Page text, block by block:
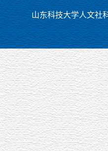
山东科技大学人文社